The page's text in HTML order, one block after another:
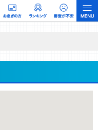
査／ユーザーへの口コミ収集な
ます。